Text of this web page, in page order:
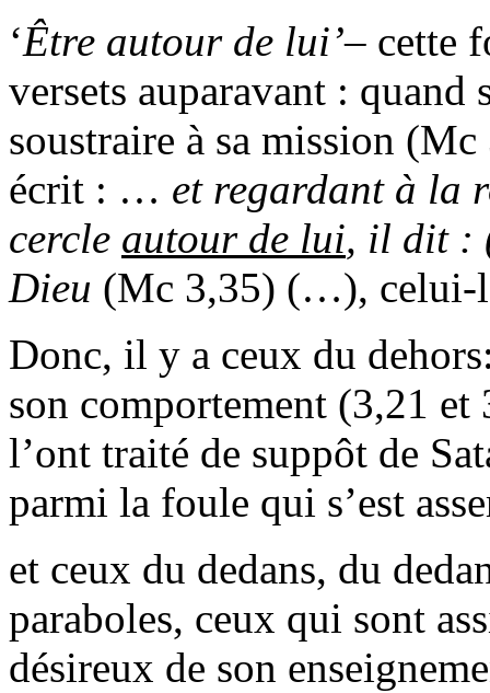
‘Être autour de lui’– cette
versets auparavant : quand
soustraire à sa mission
écrit : … et regardant à la
cercle autour de lui, il dit :
Dieu (Mc 3,35) (…), celui-
Donc, il y a ceux du dehors
son comportement (3,21
l’ont traité de suppôt de
parmi la foule qui s’est
et ceux du dedans, du
paraboles, ceux qui sont
désireux de son